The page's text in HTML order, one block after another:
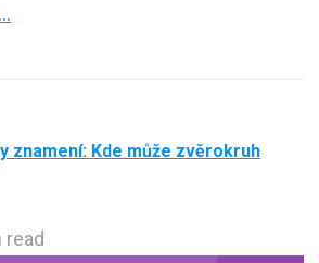
znamení: Kde může zvěrokruh
read